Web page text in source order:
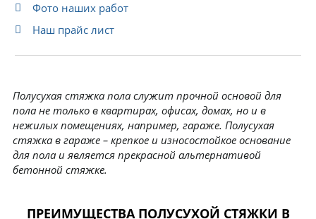
Фото наших работ
Наш прайс лист
Полусухая стяжка пола служит прочной основой для
пола не только в квартирах, офисах, домах, но и в
нежилых помещениях, например, гараже. Полусухая
стяжка в гараже – крепкое и износостойкое основание
для пола и является прекрасной альтернативой
бетонной стяжке.
ПРЕИМУЩЕСТВА ПОЛУСУХОЙ СТЯЖКИ В